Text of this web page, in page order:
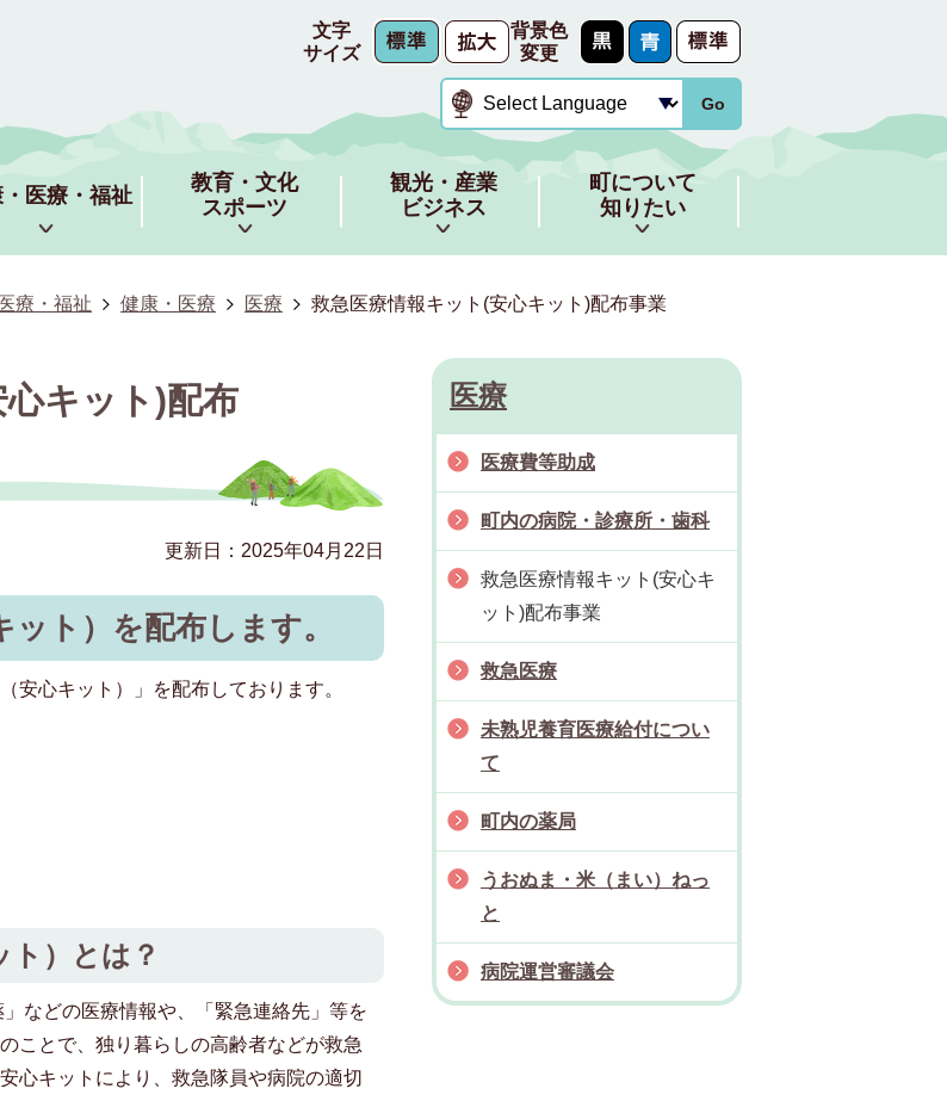
文字
サイズ
背景色
変更
Go
医療・福祉
教育・文化
スポーツ
観光・産業
ビジネス
町について
知りたい
療・福祉 健康・医療 医療 救急医療情報キット(安心キット)配布事業
キット)配布
更新日：2025年04月22日
ト）を配布します。
安心キット）」を配布しております。
ト）とは？
などの医療情報や、「緊急連絡先」等を
ことで、独り暮らしの高齢者などが救急
心キットにより、救急隊員や病院の適切
医療
医療費等助成
町内の病院・診療所・歯科
救急医療情報キット(安心キ
ット)配布事業
救急医療
未熟児養育医療給付につい
て
町内の薬局
うおぬま・米（まい）ねっ
と
病院運営審議会